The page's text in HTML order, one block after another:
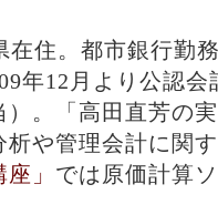
在住。都市銀行勤
年12月より公認
。「高田直芳の
や管理会計に関
」 では原価計算